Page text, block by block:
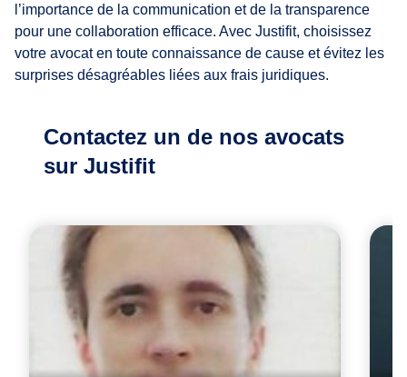
l’importance de la communication et de la transparence
pour une collaboration efficace. Avec Justifit, choisissez
votre avocat en toute connaissance de cause et évitez les
surprises désagréables liées aux frais juridiques.
Contactez un de nos avocats
sur Justifit